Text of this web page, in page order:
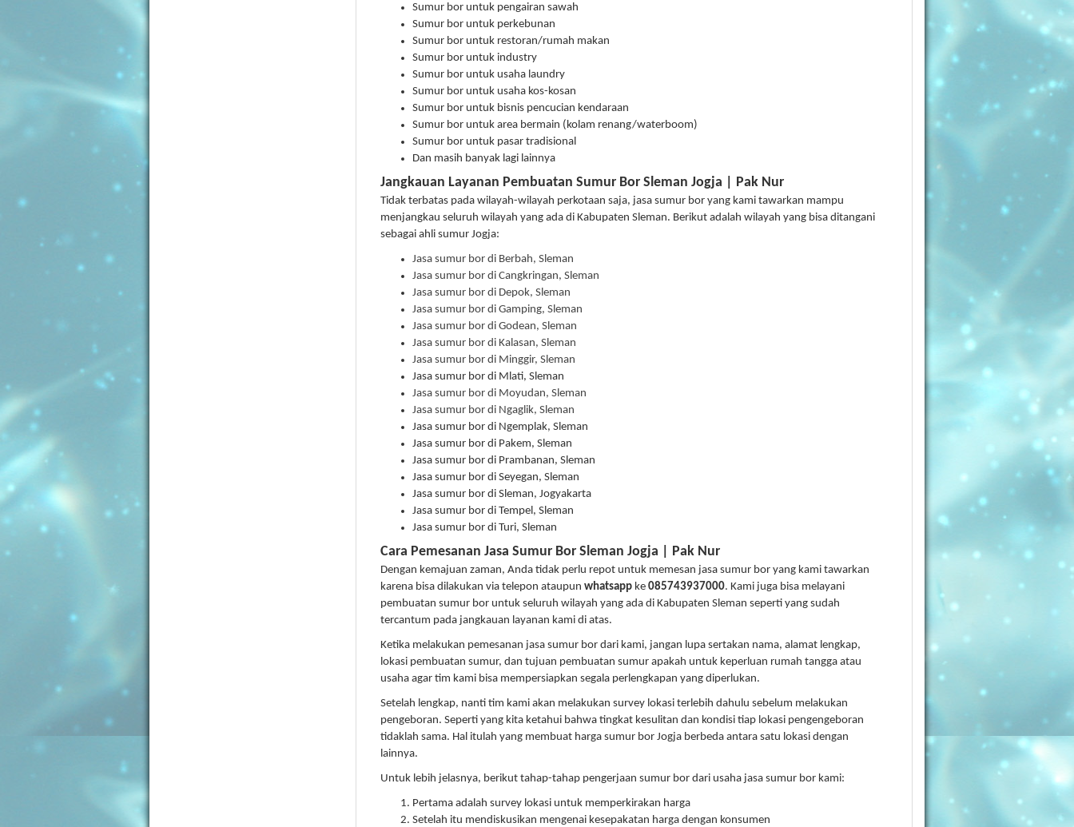
Sumur bor untuk pengairan sawah
Sumur bor untuk perkebunan
Sumur bor untuk restoran/rumah makan
Sumur bor untuk industry
Sumur bor untuk usaha laundry
Sumur bor untuk usaha kos-kosan
Sumur bor untuk bisnis pencucian kendaraan
Sumur bor untuk area bermain (kolam renang/waterboom)
Sumur bor untuk pasar tradisional
Dan masih banyak lagi lainnya
Jangkauan Layanan Pembuatan Sumur Bor Sleman Jogja | Pak Nur
Tidak terbatas pada wilayah-wilayah perkotaan saja, jasa sumur bor yang kami tawarkan mampu
menjangkau seluruh wilayah yang ada di Kabupaten Sleman. Berikut adalah wilayah yang bisa ditangani
sebagai ahli sumur Jogja:
Jasa sumur bor di Berbah, Sleman
Jasa sumur bor di Cangkringan, Sleman
Jasa sumur bor di Depok, Sleman
Jasa sumur bor di Gamping, Sleman
Jasa sumur bor di Godean, Sleman
Jasa sumur bor di Kalasan, Sleman
Jasa sumur bor di Minggir, Sleman
Jasa sumur bor di Mlati, Sleman
Jasa sumur bor di Moyudan, Sleman
Jasa sumur bor di Ngaglik, Sleman
Jasa sumur bor di Ngemplak, Sleman
Jasa sumur bor di Pakem, Sleman
Jasa sumur bor di Prambanan, Sleman
Jasa sumur bor di Seyegan, Sleman
Jasa sumur bor di Sleman, Jogyakarta
Jasa sumur bor di Tempel, Sleman
Jasa sumur bor di Turi, Sleman
Cara Pemesanan Jasa Sumur Bor Sleman Jogja | Pak Nur
Dengan kemajuan zaman, Anda tidak perlu repot untuk memesan jasa sumur bor yang kami tawarkan
karena bisa dilakukan via telepon ataupun whatsappke 085743937000. Kami juga bisa melayani
pembuatan sumur bor untuk seluruh wilayah yang ada di Kabupaten Sleman seperti yang sudah
tercantum pada jangkauan layanan kami di atas.
Ketika melakukan pemesanan jasa sumur bor dari kami, jangan lupa sertakan nama, alamat lengkap,
lokasi pembuatan sumur, dan tujuan pembuatan sumur apakah untuk keperluan rumah tangga atau
usaha agar tim kami bisa mempersiapkan segala perlengkapan yang diperlukan.
Setelah lengkap, nanti tim kami akan melakukan survey lokasi terlebih dahulu sebelum melakukan
pengeboran. Seperti yang kita ketahui bahwa tingkat kesulitan dan kondisi tiap lokasi pengengeboran
tidaklah sama. Hal itulah yang membuat harga sumur bor Jogja berbeda antara satu lokasi dengan
lainnya.
Untuk lebih jelasnya, berikut tahap-tahap pengerjaan sumur bor dari usaha jasa sumur bor kami:
Pertama adalah survey lokasi untuk memperkirakan harga
Setelah itu mendiskusikan mengenai kesepakatan harga dengan konsumen